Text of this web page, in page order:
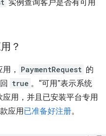
实例查询客户是否有可用
？
， PaymentRequest 的
true 。“可用”表示系统
用，并且已安装平台专用
应用已准备好注册。